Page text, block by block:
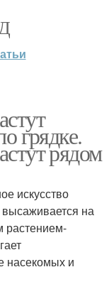
грядке.
рядом
искусство
на
растением-
насекомых и